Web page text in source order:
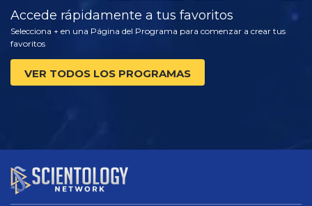
Accede rápidamente a tus favoritos
Selecciona + en una Página del Programa para comenzar a crear tus
favoritos
VER TODOS LOS PROGRAMAS